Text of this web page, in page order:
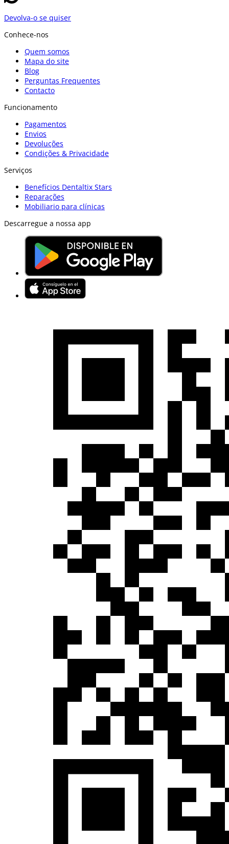
Devolva-o se quiser
Conhece-nos
Quem somos
Mapa do site
Blog
Perguntas Frequentes
Contacto
Funcionamento
Pagamentos
Envios
Devoluções
Condições & Privacidade
Serviços
Benefícios Dentaltix Stars
Reparações
Mobiliario para clínicas
Descarregue a nossa app